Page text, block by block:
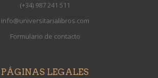
(+34) 987 241 511
info@universitarialibros.com
Formulario de contacto
PÁGINAS LEGALES